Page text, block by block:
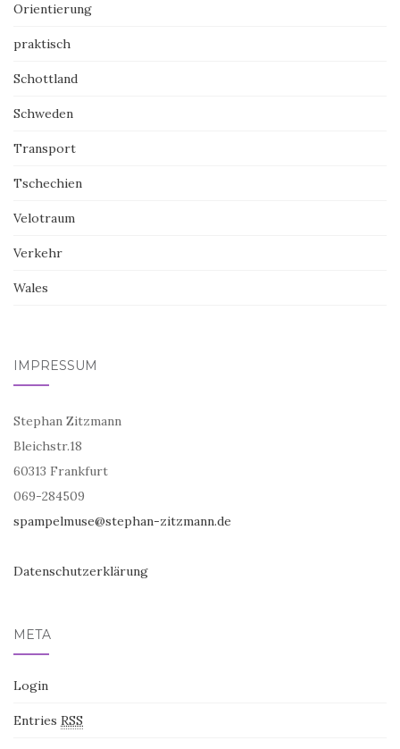
Orientierung
praktisch
Schottland
Schweden
Transport
Tschechien
Velotraum
Verkehr
Wales
IMPRESSUM
Stephan Zitzmann
Bleichstr.18
60313 Frankfurt
069-284509
spampelmuse@stephan-zitzmann.de
Datenschutzerklärung
META
Login
Entries RSS